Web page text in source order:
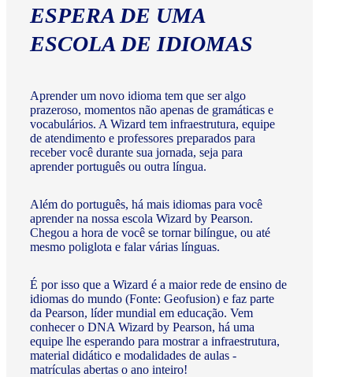
ESPERA DE UMA
ESCOLA DE IDIOMAS
Aprender um novo idioma tem que ser algo
prazeroso, momentos não apenas de gramáticas e
vocabulários. A Wizard tem infraestrutura, equipe
de atendimento e professores preparados para
receber você durante sua jornada, seja para
aprender português ou outra língua.
Além do português, há mais idiomas para você
aprender na nossa escola Wizard by Pearson.
Chegou a hora de você se tornar bilíngue, ou até
mesmo poliglota e falar várias línguas.
É por isso que a Wizard é a maior rede de ensino de
idiomas do mundo (Fonte: Geofusion) e faz parte
da Pearson, líder mundial em educação. Vem
conhecer o DNA Wizard by Pearson, há uma
equipe lhe esperando para mostrar a infraestrutura,
material didático e modalidades de aulas -
matrículas abertas o ano inteiro!